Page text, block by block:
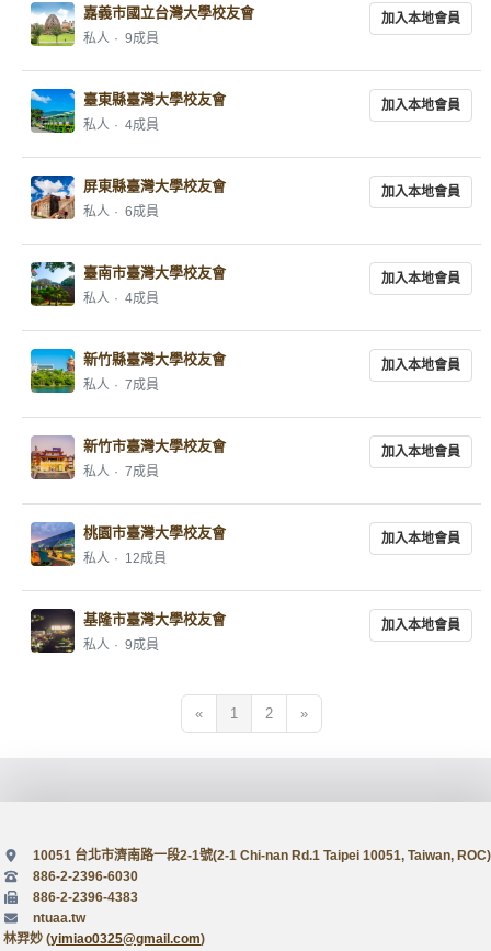
嘉義市國立台灣大學校友會
私人 9成員
加入本地會員
臺東縣臺灣大學校友會
私人 4成員
加入本地會員
屏東縣臺灣大學校友會
私人 6成員
加入本地會員
臺南市臺灣大學校友會
私人 4成員
加入本地會員
新竹縣臺灣大學校友會
私人 7成員
加入本地會員
新竹市臺灣大學校友會
私人 7成員
加入本地會員
桃園市臺灣大學校友會
私人 12成員
加入本地會員
基隆市臺灣大學校友會
私人 9成員
加入本地會員
« 1 2 »
10051 台北市濟南路一段2-1號(2-1 Chi-nan Rd.1 Taipei 10051, Taiwan, ROC)
886-2-2396-6030
886-2-2396-4383
ntuaa.tw
林羿妙 (yimiao0325@gmail.com)